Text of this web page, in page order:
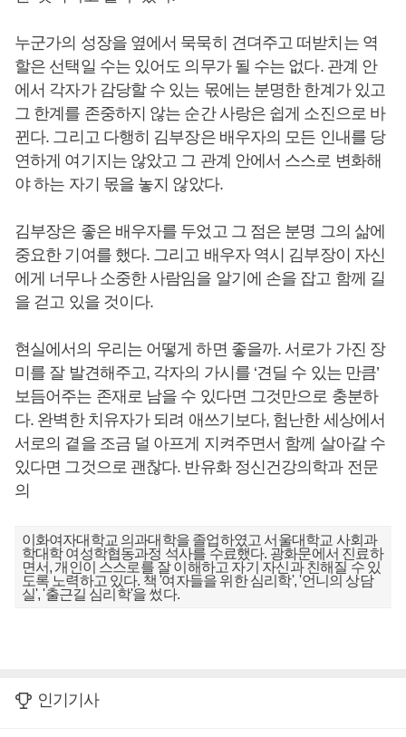
누군가의 성장을 옆에서 묵묵히 견뎌주고 떠받치는 역
할은 선택일 수는 있어도 의무가 될 수는 없다. 관계 안
에서 각자가 감당할 수 있는 몫에는 분명한 한계가 있고
그 한계를 존중하지 않는 순간 사랑은 쉽게 소진으로 바
뀐다. 그리고 다행히 김부장은 배우자의 모든 인내를 당
연하게 여기지는 않았고 그 관계 안에서 스스로 변화해
야 하는 자기 몫을 놓지 않았다.
김부장은 좋은 배우자를 두었고 그 점은 분명 그의 삶에
중요한 기여를 했다. 그리고 배우자 역시 김부장이 자신
에게 너무나 소중한 사람임을 알기에 손을 잡고 함께 길
을 걷고 있을 것이다.
현실에서의 우리는 어떻게 하면 좋을까. 서로가 가진 장
미를 잘 발견해주고, 각자의 가시를 ‘견딜 수 있는 만큼’
보듬어주는 존재로 남을 수 있다면 그것만으로 충분하
다. 완벽한 치유자가 되려 애쓰기보다, 험난한 세상에서
서로의 곁을 조금 덜 아프게 지켜주면서 함께 살아갈 수
있다면 그것으로 괜찮다. 반유화 정신건강의학과 전문
의
이화여자대학교 의과대학을 졸업하였고 서울대학교 사회과
학대학 여성학협동과정 석사를 수료했다. 광화문에서 진료하
면서, 개인이 스스로를 잘 이해하고 자기 자신과 친해질 수 있
도록 노력하고 있다. 책 '여자들을 위한 심리학', '언니의 상담
실', '출근길 심리학'을 썼다.
인기기사